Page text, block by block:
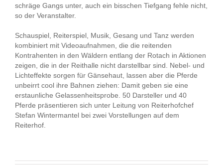
schräge Gangs unter, auch ein bisschen Tiefgang fehle nicht,
so der Veranstalter.
Schauspiel, Reiterspiel, Musik, Gesang und Tanz werden
kombiniert mit Videoaufnahmen, die die reitenden
Kontrahenten in den Wäldern entlang der Rotach in Aktionen
zeigen, die in der Reithalle nicht darstellbar sind. Nebel- und
Lichteffekte sorgen für Gänsehaut, lassen aber die Pferde
unbeirrt cool ihre Bahnen ziehen: Damit geben sie eine
erstaunliche Gelassenheitsprobe. 50 Darsteller und 40
Pferde präsentieren sich unter Leitung von Reiterhofchef
Stefan Wintermantel bei zwei Vorstellungen auf dem
Reiterhof.